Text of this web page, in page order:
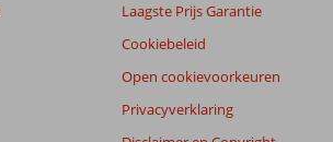
Laagste Prijs Garantie
Cookiebeleid
Open cookievoorkeuren
Privacyverklaring